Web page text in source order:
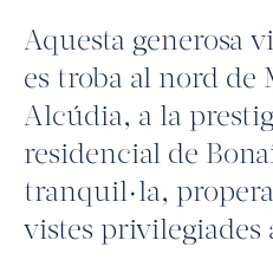
Aquesta generosa
es troba al nord de
Alcúdia, a la
residencial de
tranquil·la,
vistes privilegiades